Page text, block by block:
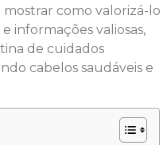
como valorizá-lo
informações valiosas,
de cuidados
cabelos saudáveis e